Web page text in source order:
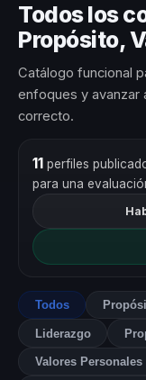
Todos los
Propósito,
Catálogo funcional
enfoques y avanzar
correcto.
11 perfiles
para una
Todos
Liderazgo
Valores